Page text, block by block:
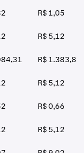
R$ 1,05
R$ 5,12
R$ 1.383,88
R$ 5,12
R$ 0,66
R$ 5,12